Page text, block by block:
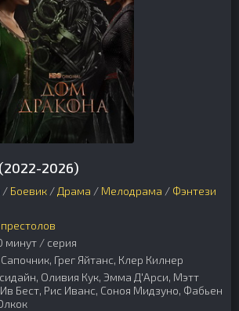
2026)
/ Боевик / Драма / Мелодрама / Фэнтези
минут / серия
Грег Яйтанс, Клер Килнер
Оливия Кук, Эмма Д'Арси, Мэтт
Бест, Рис Иванс, Соноя Мидзуно, Фабьен